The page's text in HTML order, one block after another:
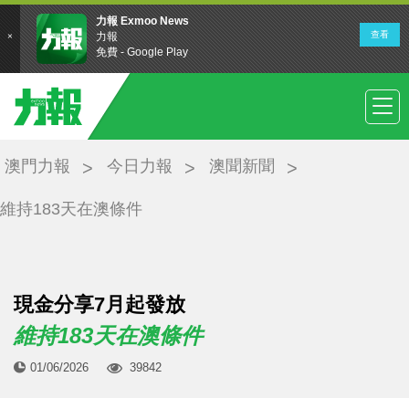
澳門力報 今日力報 澳聞新聞
維持183天在澳條件
現金分享7月起發放
維持183天在澳條件
01/06/2026 39842